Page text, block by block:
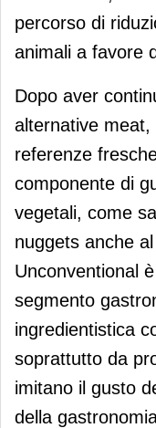
percorso di
animali a favore
Dopo aver
alternative
referenze
componente di
vegetali, come
nuggets anche
Unconventional
segmento
ingredientistica
soprattutto da
imitano il gusto
della